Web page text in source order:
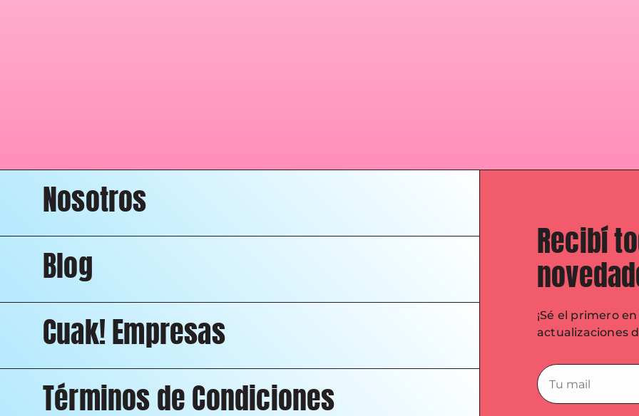
Nosotros
Blog
Cuak! Empresas
Términos de Condiciones
Recibí
¡Sé el primero
actualizaciones